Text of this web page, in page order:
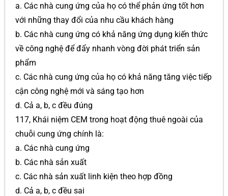
a. Các nhà cung ứng của họ có thể phản ứng tốt hơn
với những thay đổi của nhu cầu khách hàng
b. Các nhà cung ứng có khả năng ứng dụng kiến thức
về công nghệ để đẩy nhanh vòng đời phát triển sản
phẩm
c. Các nhà cung ứng của họ có khả năng tăng việc tiếp
cận công nghệ mới và sáng tạo hơn
d. Cả a, b, c đều đúng
117, Khái niệm CEM trong hoạt động thuê ngoài của
chuỗi cung ứng chính là:
a. Các nhà cung ứng
b. Các nhà sản xuất
c. Các nhà sản xuất linh kiện theo hợp đồng
d. Cả a, b, c đều sai